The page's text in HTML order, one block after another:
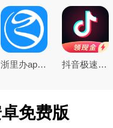
浙里办app官方下载2026手机版 抖音极速版免费下载2026最新版
免费版